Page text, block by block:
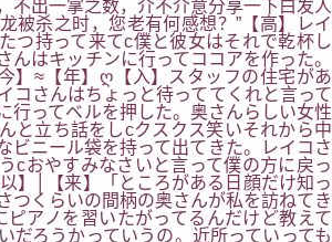
不出一掌之数，介不介意分享一下白发人
被杀之时，您老有何感想？”【高】レイ
つ持って来てc僕と彼女はそれで乾杯し
んはキッチンに行ってココアを作った。
】≈【年】ღ【入】スタッフの住宅があ
コさんはちょっと待っててくれと言って
行ってベルを押した。奥さんらしい女性
と立ち話をしcクスクス笑いそれから中
ビニール袋を持って出てきた。レイコさ
cおやすみなさいと言って僕の方に戻っ
】│【来】「ところがある日顔だけ知っ
つくらいの間柄の奥さんが私を訪ねてき
ピアノを習いたがってるんだけど教えて
だろうかっていうの。近所っていっても